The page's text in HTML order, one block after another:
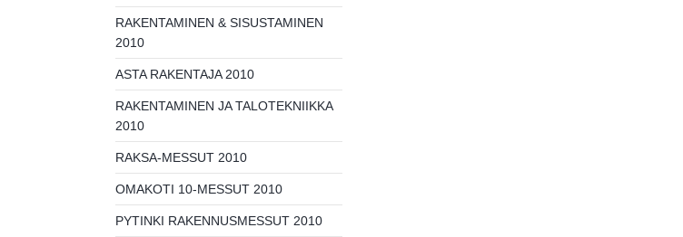
RAKENTAMINEN & SISUSTAMINEN
2010
ASTA RAKENTAJA 2010
RAKENTAMINEN JA TALOTEKNIIKKA
2010
RAKSA-MESSUT 2010
OMAKOTI 10-MESSUT 2010
PYTINKI RAKENNUSMESSUT 2010